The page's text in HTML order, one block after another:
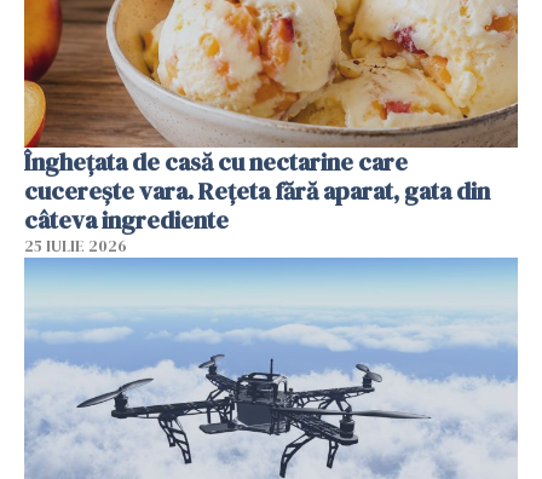
Înghețata de casă cu nectarine care
cucerește vara. Rețeta fără aparat, gata din
câteva ingrediente
25 IULIE 2026